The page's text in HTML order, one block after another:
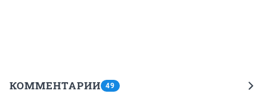
КОММЕНТАРИИ 49